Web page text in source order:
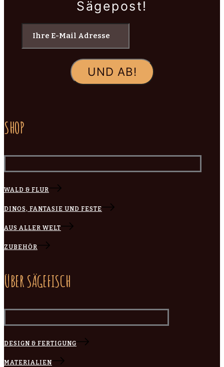
Sägepost!
SHOP
WALD & FLUR
DINOS, FANTASIE UND FESTE
AUS ALLER WELT
ZUBEHÖR
ÜBER SÄGEFISCH
DESIGN & FERTIGUNG
MATERIALIEN